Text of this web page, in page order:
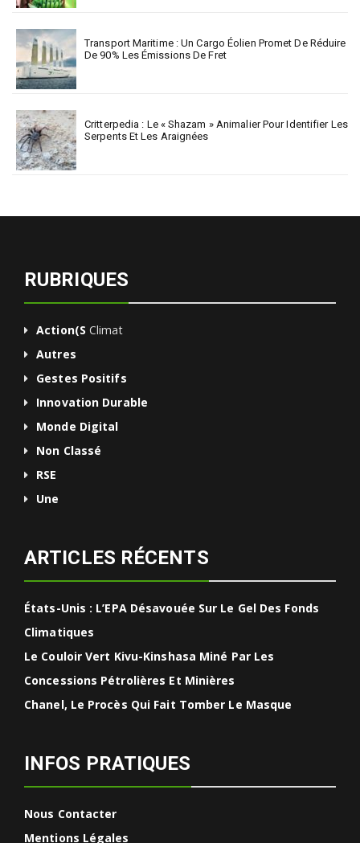
Transport Maritime : Un Cargo Éolien Promet De Réduire
De 90% Les Émissions De Fret
Critterpedia : Le « Shazam » Animalier Pour Identifier Les
Serpents Et Les Araignées
RUBRIQUES
Action(s Climat
Autres
Gestes Positifs
Innovation Durable
Monde Digital
Non Classé
RSE
Une
ARTICLES RÉCENTS
États-Unis : L’EPA Désavouée Sur Le Gel Des Fonds
Climatiques
Le Couloir Vert Kivu-Kinshasa Miné Par Les
Concessions Pétrolières Et Minières
Chanel, Le Procès Qui Fait Tomber Le Masque
INFOS PRATIQUES
Nous Contacter
Mentions Légales